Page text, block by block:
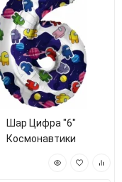
Шар Цифра "6"
Космонавтики